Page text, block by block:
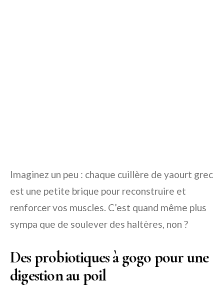
Imaginez un peu : chaque cuillère de yaourt grec
est une petite brique pour reconstruire et
renforcer vos muscles. C’est quand même plus
sympa que de soulever des haltères, non ?
Des probiotiques à gogo pour une
digestion au poil